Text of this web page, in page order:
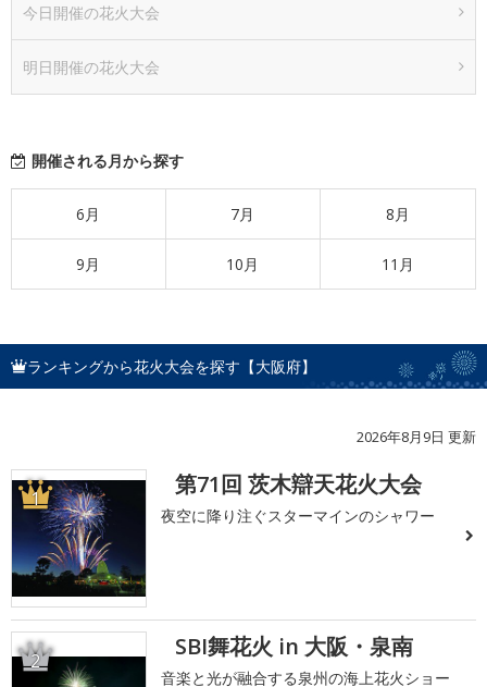
今日開催の花火大会
明日開催の花火大会
開催される月から探す
6月 7月 8月
9月 10月 11月
ランキングから花火大会を探す【大阪府】
2026年8月9日 更新
1 第71回 茨木辯天花火大会
夜空に降り注ぐスターマインのシャワー
2 SBI舞花火 in 大阪・泉南
音楽と光が融合する泉州の海上花火ショー